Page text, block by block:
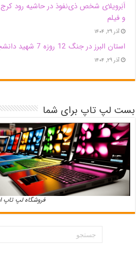
اَبَر‌ویلای شخص ذی‌نفوذ در حاشیه‌ رود
و فیلم
آذر ۲۹, ۱۴۰۴
استان البرز در جنگ 12 روزه 7 شهید دانشجو تقدیم انقلاب کرد
آذر ۲۹, ۱۴۰۴
بست لپ تاپ برای شما
فروشگاه لپ تاپ